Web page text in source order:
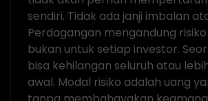
sendiri. Tidak ada janji imbalan
Perdagangan mengandung
bukan untuk setiap investor.
bisa kehilangan seluruh atau
awal. Modal risiko adalah uang